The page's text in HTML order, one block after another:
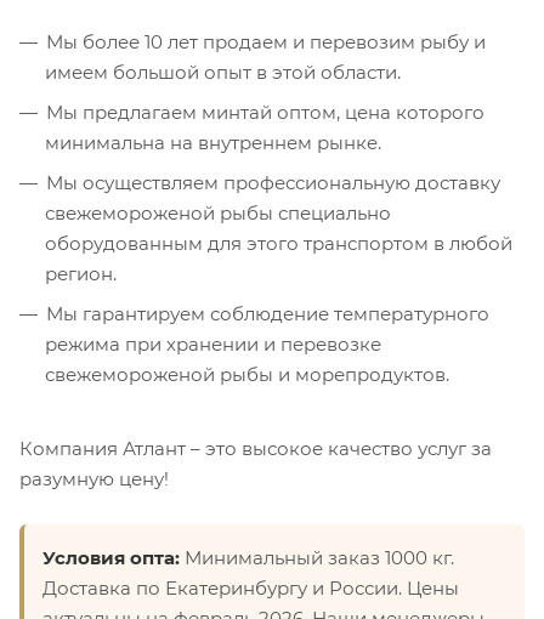
Мы более 10 лет продаем и перевозим рыбу и
имеем большой опыт в этой области.
Мы предлагаем минтай оптом, цена которого
минимальна на внутреннем рынке.
Мы осуществляем профессиональную доставку
свежемороженой рыбы специально
оборудованным для этого транспортом в любой
регион.
Мы гарантируем соблюдение температурного
режима при хранении и перевозке
свежемороженой рыбы и морепродуктов.
Компания Атлант – это высокое качество услуг за
разумную цену!
Условия опта: Минимальный заказ 1000 кг.
Доставка по Екатеринбургу и России. Цены